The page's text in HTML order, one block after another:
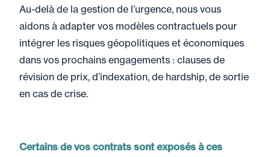
Au-delà de la gestion de l’urgence, nous vous
aidons à adapter vos modèles contractuels pour
intégrer les risques géopolitiques et économiques
dans vos prochains engagements : clauses de
révision de prix, d’indexation, de hardship, de sortie
en cas de crise.
Certains de vos contrats sont exposés à ces